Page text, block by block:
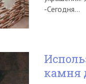
-Сегодня…
камня